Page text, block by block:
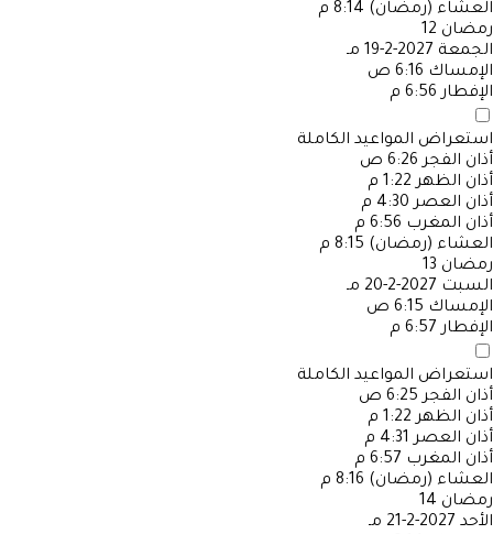
العشاء (رمضان) 8:14 م
رمضان 12
الجمعة 2027-2-19 مـ
الإمساك 6:16 ص
الإفطار 6:56 م
استعراض المواعيد الكاملة
أذان الفجر 6:26 ص
أذان الظهر 1:22 م
أذان العصر 4:30 م
أذان المغرب 6:56 م
العشاء (رمضان) 8:15 م
رمضان 13
السبت 2027-2-20 مـ
الإمساك 6:15 ص
الإفطار 6:57 م
استعراض المواعيد الكاملة
أذان الفجر 6:25 ص
أذان الظهر 1:22 م
أذان العصر 4:31 م
أذان المغرب 6:57 م
العشاء (رمضان) 8:16 م
رمضان 14
الأحد 2027-2-21 مـ